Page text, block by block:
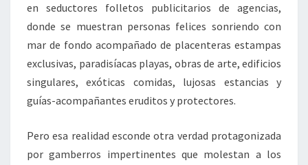
en seductores folletos publicitarios de agencias,
donde se muestran personas felices sonriendo con
mar de fondo acompañado de placenteras estampas
exclusivas, paradisíacas playas, obras de arte, edificios
singulares, exóticas comidas, lujosas estancias y
guías-acompañantes eruditos y protectores.
Pero esa realidad esconde otra verdad protagonizada
por gamberros impertinentes que molestan a los